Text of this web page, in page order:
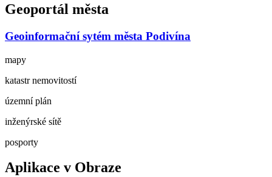
Geoportál města
Geoinformační sytém města Podivína
mapy
katastr nemovitostí
územní plán
inženýrské sítě
posporty
Aplikace v Obraze